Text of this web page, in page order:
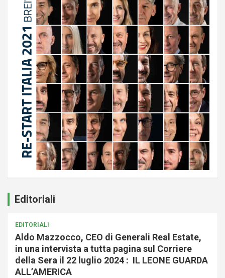
Editoriali
EDITORIALI
Aldo Mazzocco, CEO di Generali Real Estate,
in una intervista a tutta pagina sul Corriere
della Sera il 22 luglio 2024 : IL LEONE GUARDA
ALL’AMERICA